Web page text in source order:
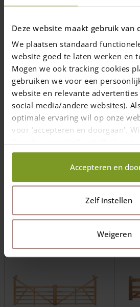
Deze website maakt gebruik van
We plaatsen standaard
website goed te laten werken en
Mogen we ook tracking cookies
gebruiken we voor een
website en relevante
social media/andere websites).
optimale ervaring wil op onze
voor ‘accepteren en doorgaan'.
Kies dan voor ‘zelf instellen’ en
wij wel mogen verzamelen.
Accepteren en
Zelf instellen
Weigeren
Poort eiken enkel
Breedte: 120, 150, 180,
210 en 240 (cm)
Standaardhoogte: 120
Maatwerk mogelijk
1.500,00
Levering in 10 werkdagen
selecteren
210
(cm)